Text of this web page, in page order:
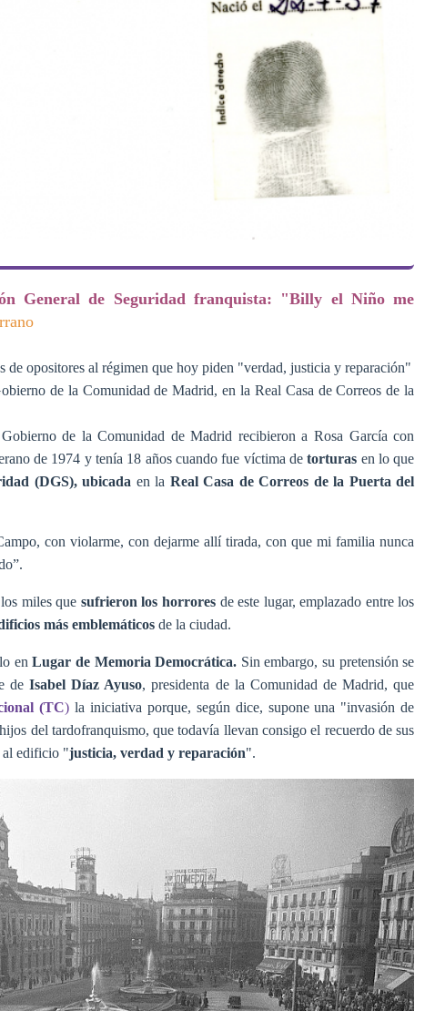
General de Seguridad franquista: "Billy el Niño me
de opositores al régimen que hoy piden "verdad, justicia y reparación"
de la Comunidad de Madrid, en la Real Casa de Correos de la
de la Comunidad de Madrid recibieron a Rosa García con
de 1974 y tenía 18 años cuando fue víctima detorturas en lo que
(DGS), ubicada en la Real Casa de Correos de la Puerta del
con violarme, con dejarme allí tirada, con que mi familia nunca
miles que sufrieron los horrores de este lugar, emplazado entre los
más emblemáticos de la ciudad.
en Lugar de Memoria Democrática. Sin embargo, su pretensión se
deIsabel Díaz Ayuso, presidenta de la Comunidad de Madrid, que
(TC) la iniciativa porque, según dice, supone una "invasión de
del tardofranquismo, que todavía llevan consigo el recuerdo de sus
al edificio "justicia, verdad y reparación".